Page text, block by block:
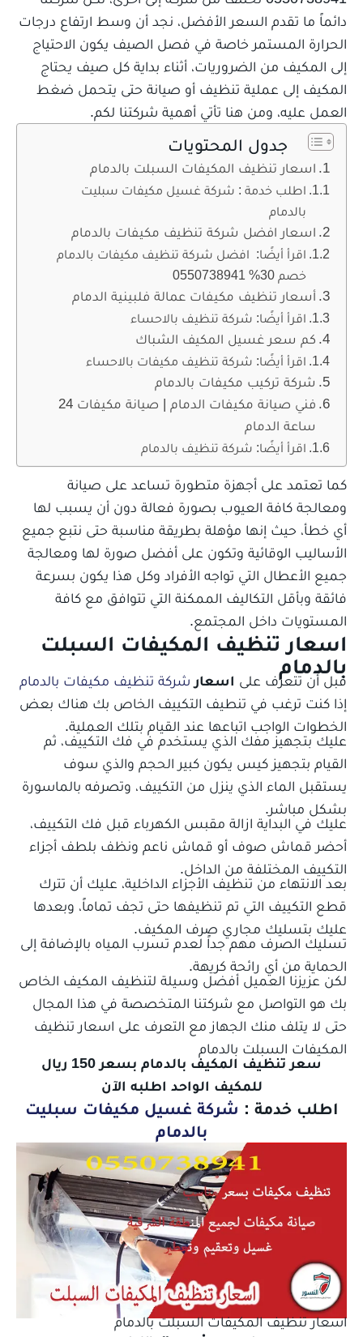
دائماً ما تقدم السعر الأفضل، نجد أن وسط ارتفاع درجات
الحرارة المستمر خاصة في فصل الصيف يكون الاحتياج
إلى المكيف من الضروريات، أثناء بداية كل صيف يحتاج
المكيف إلى عملية تنظيف أو صيانة حتى يتحمل ضغط
العمل عليه، ومن هنا تأتي أهمية شركتنا لكم.
جدول المحتويات
اسعار تنظيف المكيفات السبلت بالدمام
اطلب خدمة : شركة غسيل مكيفات سبليت
بالدمام
اسعار افضل شركة تنظيف مكيفات بالدمام
اقرأ أيضًا: افضل شركة تنظيف مكيفات بالدمام
خصم 30% 0550738941
أسعار تنظيف مكيفات عمالة فلبينية الدمام
اقرأ أيضًا: شركة تنظيف بالاحساء
كم سعر غسيل المكيف الشباك
اقرأ أيضًا: شركة تنظيف مكيفات بالاحساء
شركة تركيب مكيفات بالدمام
فني صيانة مكيفات الدمام | صيانة مكيفات 24
ساعة الدمام
اقرأ أيضًا: شركة تنظيف بالدمام
كما تعتمد على أجهزة متطورة تساعد على صيانة
ومعالجة كافة العيوب بصورة فعالة دون أن يسبب لها
أي خطأ، حيث إنها مؤهلة بطريقة مناسبة حتى نتبع جميع
الأساليب الوقائية وتكون على أفضل صورة لها ومعالجة
جميع الأعطال التي تواجه الأفراد وكل هذا يكون بسرعة
فائقة وبأقل التكاليف الممكنة التي تتوافق مع كافة
المستويات داخل المجتمع.
اسعار تنظيف المكيفات السبلت
بالدمام
قبل أن تتعرف على اسعار شركة تنظيف مكيفات بالدمام
إذا كنت ترغب في تنطيف التكييف الخاص بك هناك بعض
الخطوات الواجب اتباعها عند القيام بتلك العملية.
عليك بتجهيز مفك الذي يستخدم في فك التكييف، ثم
القيام بتجهيز كيس يكون كبير الحجم والذي سوف
يستقبل الماء الذي ينزل من التكييف، وتصرفه بالماسورة
بشكل مباشر.
عليك في البداية ازالة مقبس الكهرباء قبل فك التكييف،
أحضر قماش صوف أو قماش ناعم ونظف بلطف أجزاء
التكييف المختلفة من الداخل.
بعد الانتهاء من تنظيف الأجزاء الداخلية، عليك أن تترك
قطع التكييف التي تم تنظيفها حتى تجف تماماً، وبعدها
عليك بتسليك مجاري صرف المكيف.
تسليك الصرف مهم جداً لعدم تسرب المياه بالإضافة إلى
الحماية من أي رائحة كريهة.
لكن عزيزنا العميل أفضل وسيلة لتنظيف المكيف الخاص
بك هو التواصل مع شركتنا المتخصصة في هذا المجال
حتى لا يتلف منك الجهاز مع التعرف على اسعار تنظيف
المكيفات السبلت بالدمام
سعر تنظيف المكيف بالدمام بسعر 150 ريال
للمكيف الواحد اطلبه الآن
اطلب خدمة : شركة غسيل مكيفات سبليت
بالدمام
اسعار تنظيف المكيفات السبلت بالدمام